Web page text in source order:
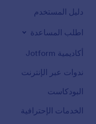
دليل المستخدم
اطلب المساعدة
أكاديمية Jotform
ندوات عبر الإنترنت
البودكاست
الخدمات الإحترافية